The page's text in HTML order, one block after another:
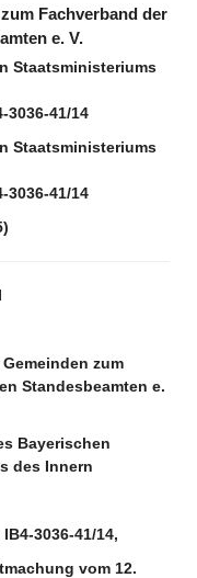
Fachverband der
e. V.
Staatsministeriums
3036-41/14
Staatsministeriums
3036-41/14
zum
Standesbeamten e.
Bayerischen
des Innern
3036-41/14,
vom 12.